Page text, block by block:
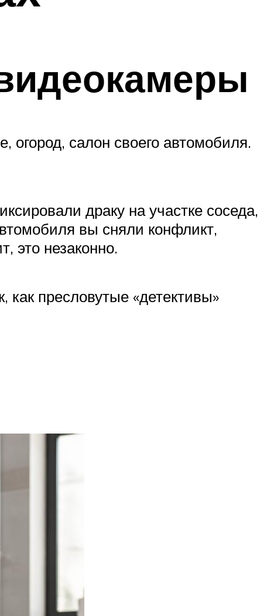
салон своего автомобиля.
драку на участке соседа,
вы сняли конфликт,
это незаконно.
пресловутые «детективы»